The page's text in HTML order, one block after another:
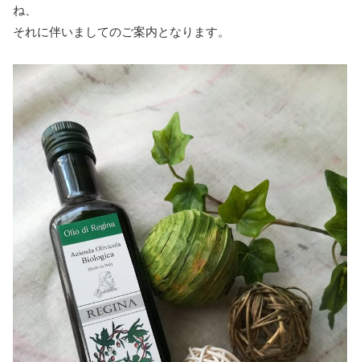
ね、
それに伴いましてのご案内となります。